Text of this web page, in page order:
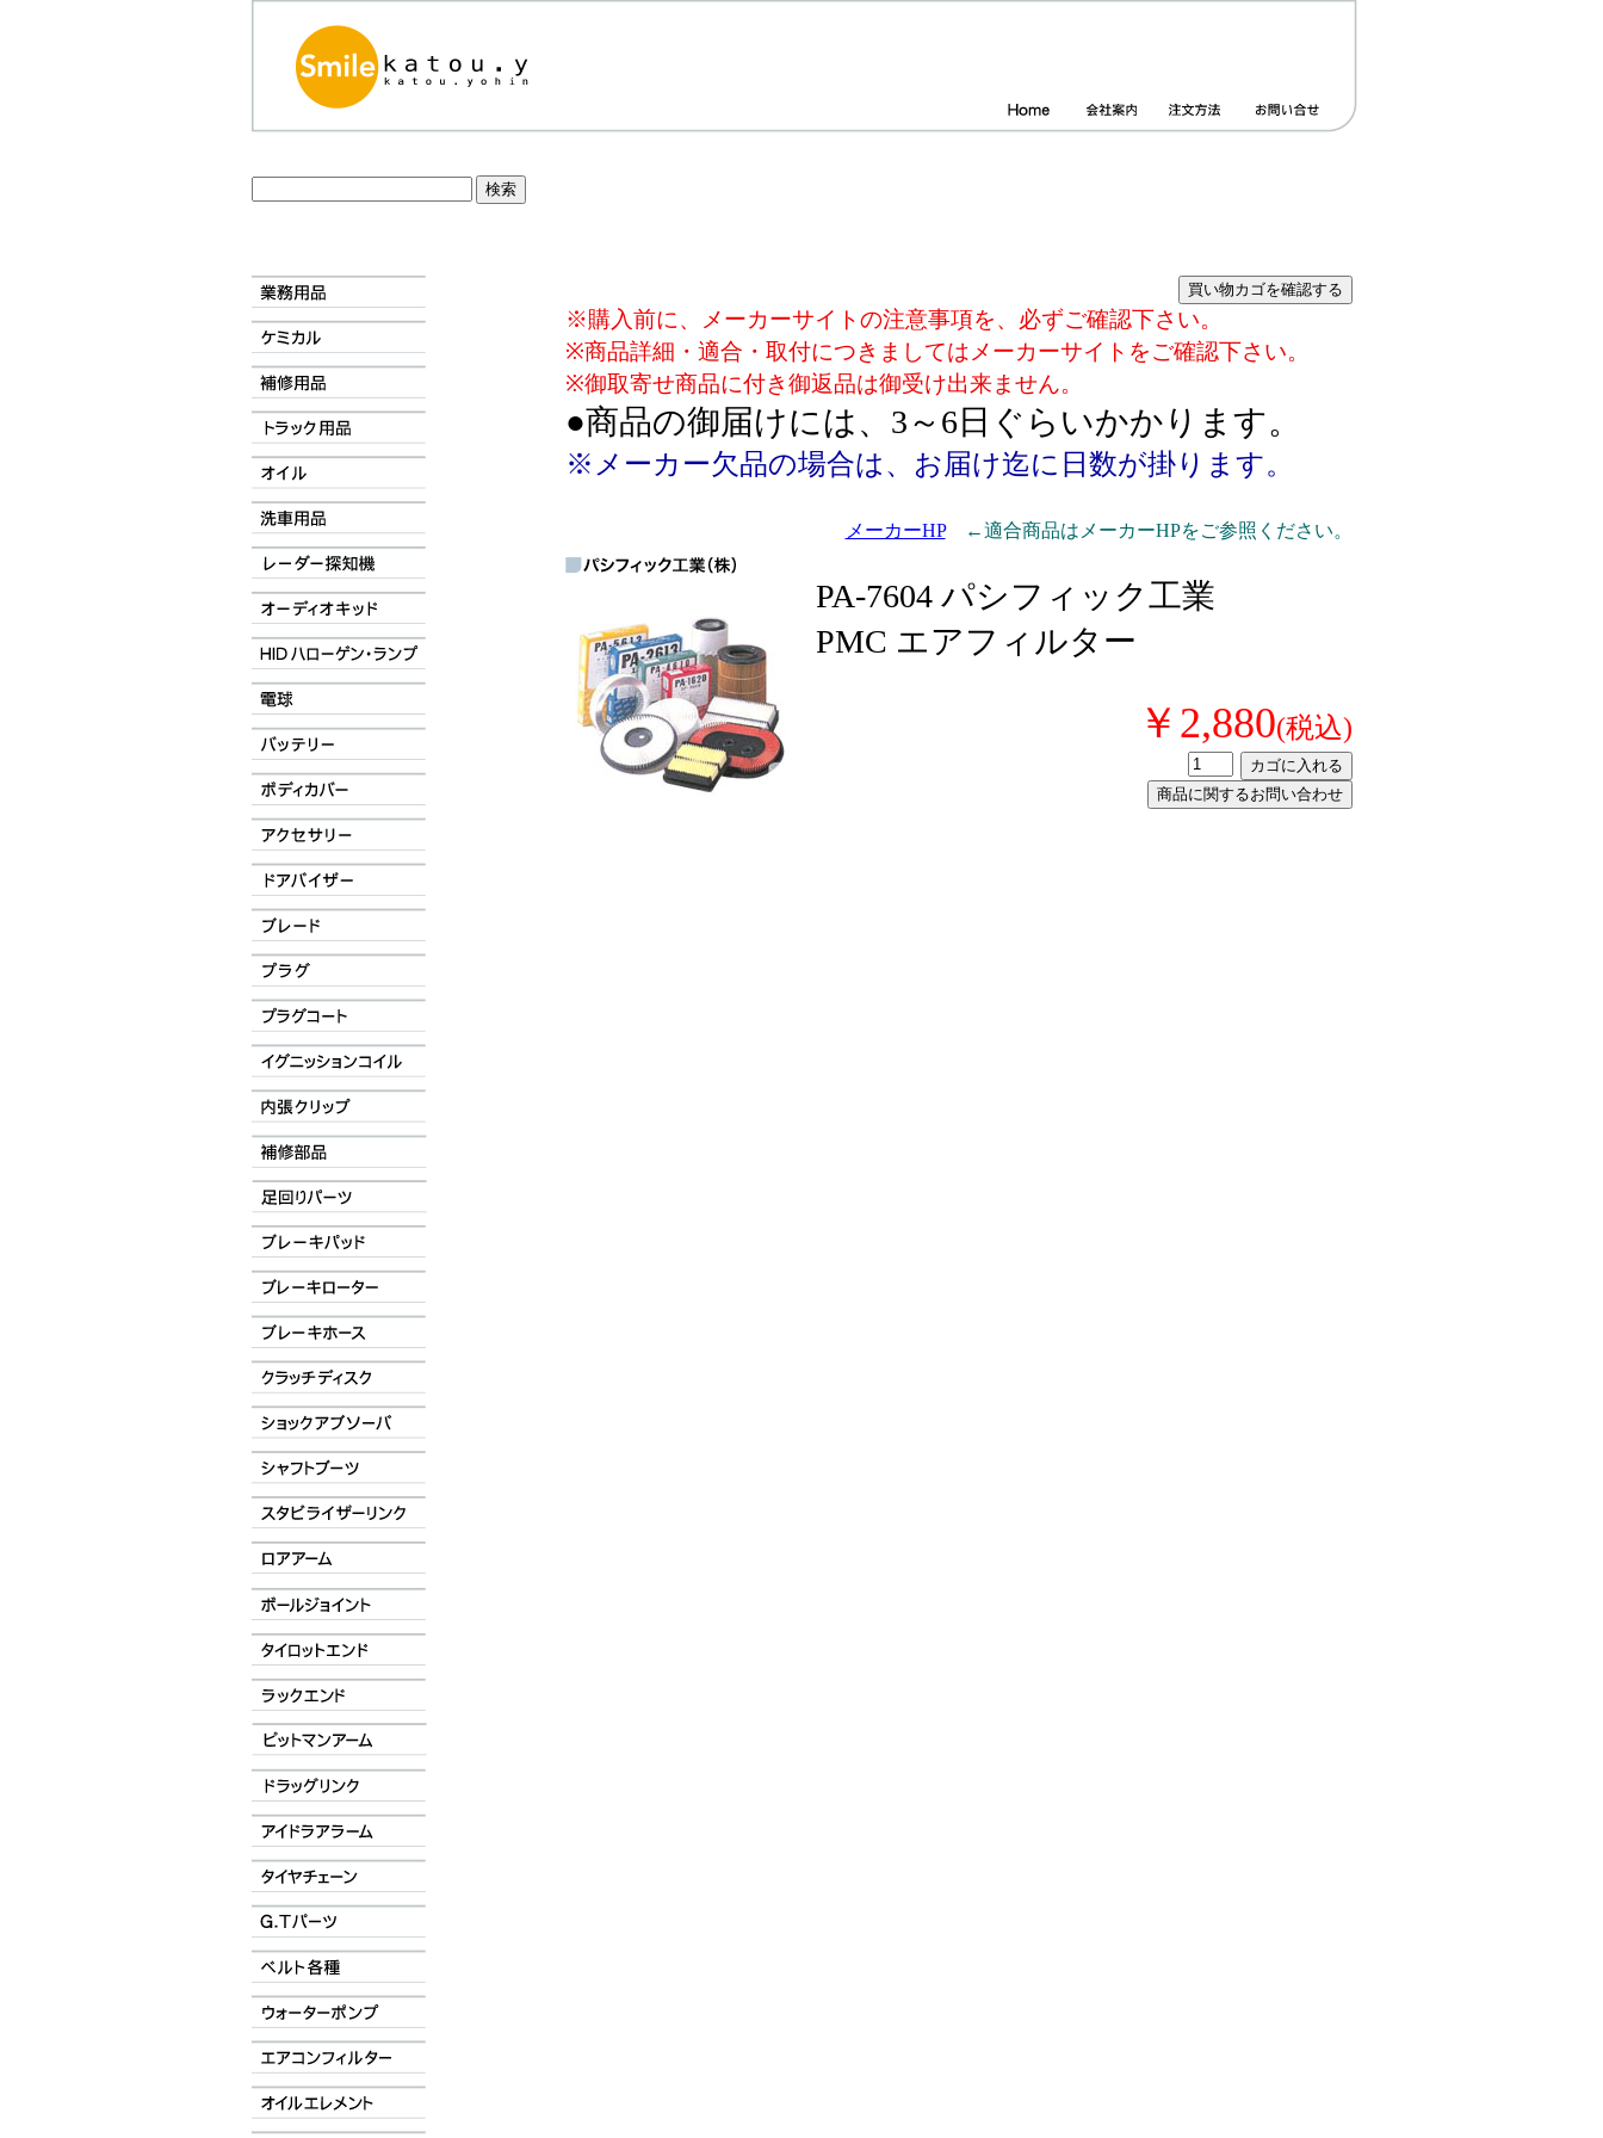
※購入前に、メーカーサイトの注意事項を、必ずご確認下さい。
※商品詳細・適合・取付につきましてはメーカーサイトをご確認下さい。
※御取寄せ商品に付き御返品は御受け出来ません。
●商品の御届けには、3～6日ぐらいかかります。
※メーカー欠品の場合は、お届け迄に日数が掛ります。
メーカーHP←適合商品はメーカーHPをご参照ください。
PA-7604 パシフィック工業
PMC エアフィルター
￥2,880(税込)